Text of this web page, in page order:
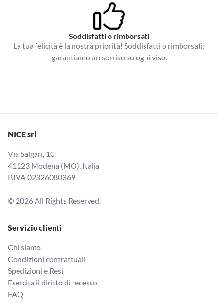
Soddisfatti o rimborsati
La tua felicità è la nostra priorità! Soddisfatti o rimborsati:
garantiamo un sorriso su ogni viso.
NICE srl
Via Salgari, 10
41123 Modena (MO), Italia
P.IVA 02326080369
© 2026 All Rights Reserved.
Servizio clienti
Chi siamo
Condizioni contrattuali
Spedizioni e Resi
Esercita il diritto di recesso
FAQ